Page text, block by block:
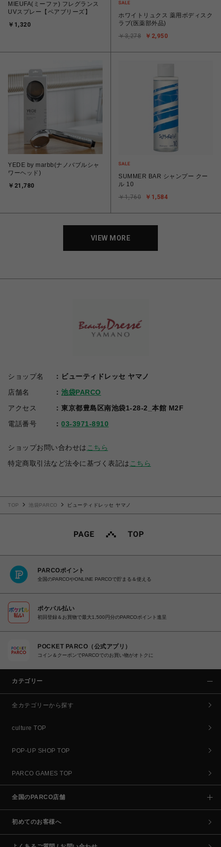
MIEUFA(ミーファ) フレグランス
UVスプレー【ペアブリーズ】
￥1,320
ホワイトリュクス 薬用ボディスク
ラブ(医薬部外品)
￥2,950
￥3,278
YEDE by marbb(ナノバブルシャ
ワーヘッド)
￥21,780
SUMMER BAR シャンプー クー
ル 10
￥1,584
￥1,760
VIEW MORE
ショップ名
ビューティドレッセ ヤマノ
店舗名
池袋PARCO
アクセス
東京都豊島区南池袋1-28-2_本館 M2F
電話番号
03-3971-8910
ショップお問い合わせは こちら
特定商取引法など法令に基づく表記は こちら
TOP 池袋PARCO ビューティドレッセ ヤマノ
PARCOポイント
全国のPARCOやONLINE PARCOで貯まる＆使える
ポケパル払い
初回登録＆お買物で最大1,500円分のPARCOポイント進呈
POCKET PARCO（公式アプリ）
コイン＆クーポンでPARCOでのお買い物がオトクに
カテゴリー
全カテゴリーから探す
culture TOP
POP-UP SHOP TOP
PARCO GAMES TOP
全国のPARCO店舗
初めてのお客様へ